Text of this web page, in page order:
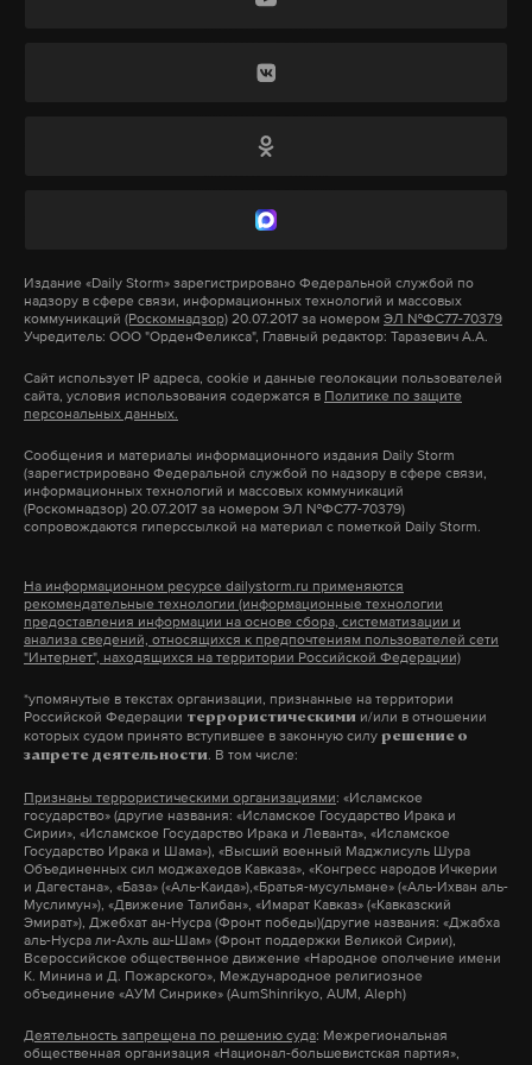
заложено 53 миллиарда рублей. Эту информацию
февраля. Эти деньги рассчитаны на утилизацию
восстановление леса. «За то время, что выделены
не спроектировано и не построено. Деньги
расписали, часть потратили. Для Байкала
посетовал на то, что Владимир Путин не посетил
Иркутск в его нынешней поездке по регионам.
ЮНЕСКО, подразделение ООН, посвященное
сохранению культурных и природных ценностей
решения проблемы. Когда Байкал признали
объектом Всемирного наследия, в Иркутск
прибыла делегация ЮНЕСКО. Помощи от них
делегации, ни одна не заплатила даже за пароход.
Они приехали, покатались и уехали. Чтобы
никогда не было», — отметил Грачев.
Издание «Daily Storm» зарегистрировано Федеральной службой по
надзору в сфере связи, информационных технологий и массовых
коммуникаций (Роскомнадзор) 20.07.2017 за номером ЭЛ №ФС77-70379
Учредитель: ООО "ОрденФеликса", Главный редактор: Таразевич А.А.
Сайт использует IP адреса, cookie и данные геолокации пользователей
сайта, условия использования содержатся в Политике по защите
персональных данных.
Сообщения и материалы информационного издания Daily Storm
(зарегистрировано Федеральной службой по надзору в сфере связи,
информационных технологий и массовых коммуникаций
(Роскомнадзор) 20.07.2017 за номером ЭЛ №ФС77-70379)
сопровождаются гиперссылкой на материал с пометкой Daily Storm.
На информационном ресурсе dailystorm.ru применяются
рекомендательные технологии (информационные технологии
предоставления информации на основе сбора, систематизации и
анализа сведений, относящихся к предпочтениям пользователей сети
"Интернет", находящихся на территории Российской Федерации)
*упомянутые в текстах организации, признанные на территории
Российской Федерации террористическими и/или в отношении
которых судом принято вступившее в законную силу решение о
запрете деятельности. В том числе:
Признаны террористическими организациями: «Исламское
государство» (другие названия: «Исламское Государство Ирака и
Сирии», «Исламское Государство Ирака и Леванта», «Исламское
Государство Ирака и Шама»), «Высший военный Маджлисуль Шура
Объединенных сил моджахедов Кавказа», «Конгресс народов Ичкерии
и Дагестана», «База» («Аль-Каида»),«Братья-мусульмане» («Аль-Ихван аль-
Муслимун»), «Движение Талибан», «Имарат Кавказ» («Кавказский
Эмират»), Джебхат ан-Нусра (Фронт победы)(другие названия: «Джабха
аль-Нусра ли-Ахль аш-Шам» (Фронт поддержки Великой Сирии),
Всероссийское общественное движение «Народное ополчение имени
К. Минина и Д. Пожарского», Международное религиозное
объединение «АУМ Синрике» (AumShinrikyo, AUM, Aleph)
Деятельность запрещена по решению суда: Межрегиональная
общественная организация «Национал-большевистская партия»,